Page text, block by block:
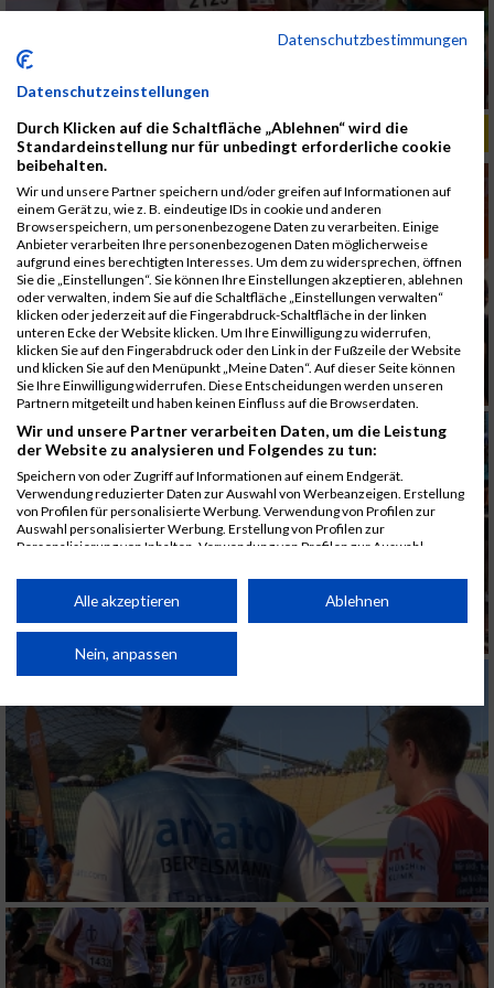
ALBUM B2RUN MÜNCHEN, B2RUN / 16.07.2019
Datenschutzbestimmungen
Datenschutzeinstellungen
Durch Klicken auf die Schaltfläche „Ablehnen“ wird die
Standardeinstellung nur für unbedingt erforderliche cookie
beibehalten.
Wir und unsere Partner speichern und/oder greifen auf Informationen auf
einem Gerät zu, wie z. B. eindeutige IDs in cookie und anderen
Browserspeichern, um personenbezogene Daten zu verarbeiten. Einige
Anbieter verarbeiten Ihre personenbezogenen Daten möglicherweise
aufgrund eines berechtigten Interesses. Um dem zu widersprechen, öffnen
Sie die „Einstellungen“. Sie können Ihre Einstellungen akzeptieren, ablehnen
oder verwalten, indem Sie auf die Schaltfläche „Einstellungen verwalten“
klicken oder jederzeit auf die Fingerabdruck-Schaltfläche in der linken
unteren Ecke der Website klicken. Um Ihre Einwilligung zu widerrufen,
klicken Sie auf den Fingerabdruck oder den Link in der Fußzeile der Website
und klicken Sie auf den Menüpunkt „Meine Daten“. Auf dieser Seite können
Sie Ihre Einwilligung widerrufen. Diese Entscheidungen werden unseren
Partnern mitgeteilt und haben keinen Einfluss auf die Browserdaten.
Wir und unsere Partner verarbeiten Daten, um die Leistung
der Website zu analysieren und Folgendes zu tun:
Speichern von oder Zugriff auf Informationen auf einem Endgerät.
Verwendung reduzierter Daten zur Auswahl von Werbeanzeigen. Erstellung
von Profilen für personalisierte Werbung. Verwendung von Profilen zur
Auswahl personalisierter Werbung. Erstellung von Profilen zur
Personalisierung von Inhalten. Verwendung von Profilen zur Auswahl
Performance von Inhalten. Analyse von Zielgruppen durch Statistiken oder
Kombinationen von Daten aus verschiedenen Quellen. Entwicklung und
von Inhalten.
Daten können außerhalb der Europäischen Union weitergegeben und in die
Website/App.
Partnerliste anzeigen (1 IAB-Anbieter)
Wir nutzen Ihre Daten für folgende Zwecke:
IAB-Verarbeitungszwecke:
Speichern von oder Zugriff auf Informationen
auf einem Endgerät
Verwendung reduzierter Daten zur Auswahl
von Werbeanzeigen
Alle akzeptieren Ablehnen
Nein, anpassen